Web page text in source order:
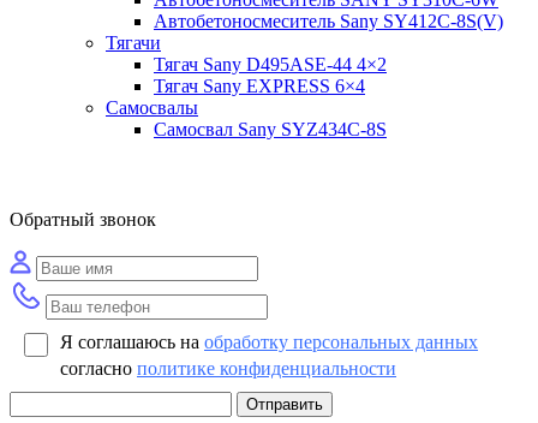
Автобетоносмеситель Sany SY412C-8S(V)
Тягачи
Тягач Sany D495ASE-44 4×2
Тягач Sany EXPRESS 6×4
Самосвалы
Самосвал Sany SYZ434C-8S
Обратный звонок
Я соглашаюсь на обработку персональных данных
согласно политике конфиденциальности
Отправить